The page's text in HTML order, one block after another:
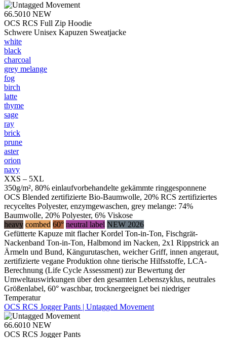
66.5010 NEW
OCS RCS Full Zip Hoodie
Schwere Unisex Kapuzen Sweatjacke
white
black
charcoal
grey melange
fog
birch
latte
thyme
sage
ray
brick
prune
aster
orion
navy
XXS – 5XL
350g/m², 80% einlaufvorbehandelte gekämmte ringgesponnene
OCS Blended zertifizierte Bio-Baumwolle, 20% RCS zertifiziertes
recyceltes Polyester, enzymgewaschen, grey melange: 74%
Baumwolle, 20% Polyester, 6% Viskose
heavy combed 60° neutral label NEW 2026
Gefütterte Kapuze mit flacher Kordel Ton-in-Ton, Fischgrät-
Nackenband Ton-in-Ton, Halbmond im Nacken, 2x1 Rippstrick an
Ärmeln und Bund, Kängurutaschen, weicher Griff, innen angeraut,
zertifizierte vegane Produktion ohne tierische Hilfsstoffe, LCA-
Berechnung (Life Cycle Assessment) zur Bewertung der
Umweltauswirkungen über den gesamten Lebenszyklus, neutrales
Größenlabel, 60° waschbar, trocknergeeignet bei niedriger
Temperatur
OCS RCS Jogger Pants | Untagged Movement
66.6010 NEW
OCS RCS Jogger Pants